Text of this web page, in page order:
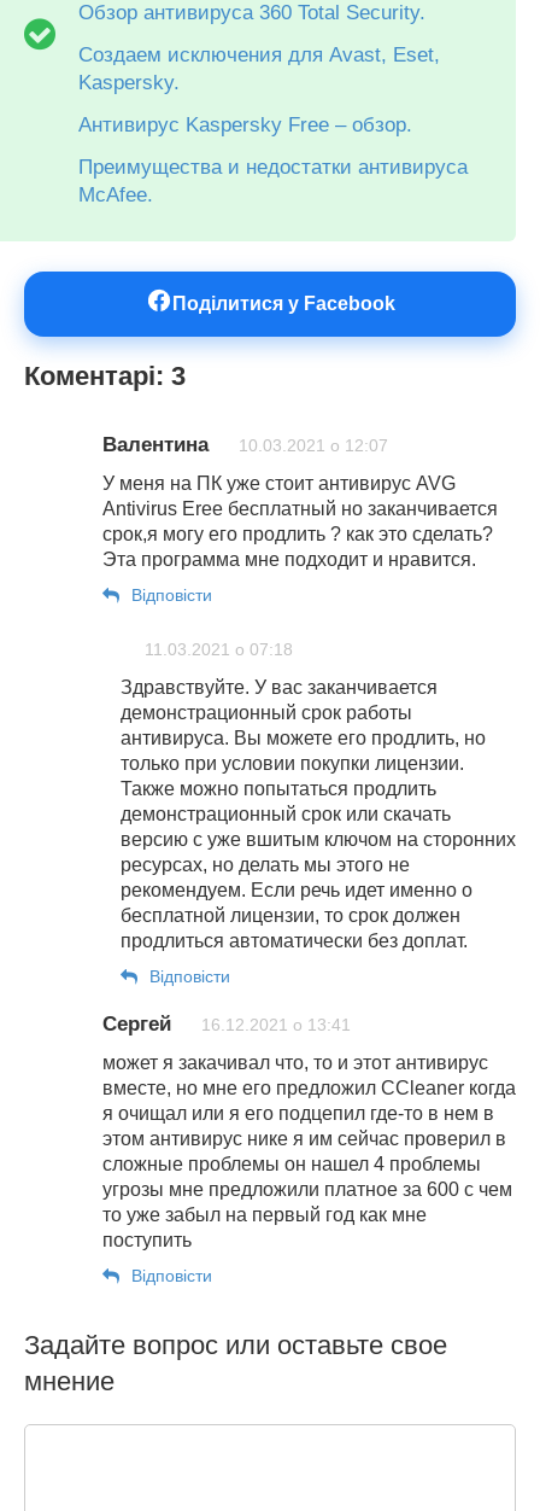
Обзор антивируса 360 Total Security.
Создаем исключения для Avast, Eset,
Kaspersky.
Антивирус Kaspersky Free – обзор.
Преимущества и недостатки антивируса
McAfee.
Поділитися у Facebook
Коментарі: 3
Валентина 10.03.2021 о 12:07
У меня на ПК уже стоит антивирус AVG
Antivirus Eree бесплатный но заканчивается
срок,я могу его продлить ? как это сделать?
Эта программа мне подходит и нравится.
Відповіcти
11.03.2021 о 07:18
Здравствуйте. У вас заканчивается
демонстрационный срок работы
антивируса. Вы можете его продлить, но
только при условии покупки лицензии.
Также можно попытаться продлить
демонстрационный срок или скачать
версию с уже вшитым ключом на сторонних
ресурсах, но делать мы этого не
рекомендуем. Если речь идет именно о
бесплатной лицензии, то срок должен
продлиться автоматически без доплат.
Відповіcти
Сергей 16.12.2021 о 13:41
может я закачивал что, то и этот антивирус
вместе, но мне его предложил CCleaner когда
я очищал или я его подцепил где-то в нем в
этом антивирус нике я им сейчас проверил в
сложные проблемы он нашел 4 проблемы
угрозы мне предложили платное за 600 с чем
то уже забыл на первый год как мне
поступить
Відповіcти
Задайте вопрос или оставьте свое
мнение